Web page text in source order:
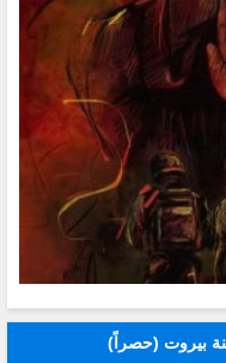
بيروت (حصراً)